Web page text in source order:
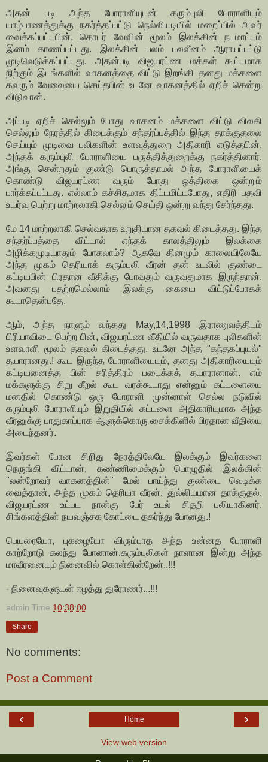
அதன் படி அந்த போராளியுடன் கரும்புலி போராளியும்
யாழ்பாணத்துக்கு நகர்த்தப்பட்டு நெல்லியடியில் மறைப்பில் அவர்
வைக்கப்பட்டபின், தொடர் வேவின் மூலம் இலக்கின் நடமாட்டம்
இனம் காணப்பட்டது. இலக்கின் பலம் பலவீனம் ஆராயப்பட்டு
முடிவெடுக்கப்பட்டது. அதன்படி விஜயரட்ண மக்கள் கூட்டமாக
நிற்கும் இடங்களில் வாகனத்தை விட்டு இறங்கி தனது மக்களை
கவரும் வேலையை செய்தபின் உடனே வாகனத்தில் ஏறிச் சென்று
விடுவான்.
அப்படி ஏறிச் செல்லும் போது வாகனம் மக்களை விட்டு விலகி
செல்லும் நேரத்தில் கிடைக்கும் சந்தர்ப்பத்தில் இந்த தாக்குதலை
செய்யும் முடிவை புலிகளின் உளவுத்துறை அதிகாரி எடுத்தபின்,
அந்தக் கரும்புலி போராளியை பருத்தித்துறைக்கு நகர்த்தினார்.
அங்கு சென்றதும் குண்டு பொருத்தாமல் அந்த போராளியைக்
கொண்டு விஜயரட்ண வரும் போது ஒத்திகை ஒன்றும்
பார்க்கப்பட்டது. எல்லாம் கச்சிதமாக திட்டமிட்டபோது, எதிரி பதவி
உயர்வு பெற்று மாற்றலாகி செல்லும் செய்தி ஒன்று வந்து சேர்ந்தது.
மே 14 மாற்றலாகி செல்வதாக உறுதியான தகவல் கிடைத்தது. இந்த
சந்தர்ப்பத்தை விட்டால் எந்தக் காலத்திலும் இலக்கை
அழிக்கமுடியாதும் போகலாம்? ஆகவே தினமும் காலையிலேயே
அந்த முகம் தெரியாக் கரும்புலி வீரன் தன் உடலில் குண்டை
கட்டியபின் பிரதான வீதிக்கு போவதும் வருவதுமாக இருந்தான்.
அவனது பதற்றமெல்லாம் இலக்கு கையை விட்டுப்போகக்
கூடாதென்பதே.
ஆம், அந்த நாளும் வந்தது May,14,1998 இராணுவத்திடம்
பிரியாவிடை பெற்ற பின், விஜயரட்ண வீதியில் வருவதாக புலிகளின்
உளவாளி மூலம் தகவல் கிடைத்தது. உடனே அந்த "கந்தகப்புயல்"
தயாரானது.! கூட இருந்த போராளியையும், தனது அதிகாரியையும்
கட்டியனைத்த பின் சரித்திரம் படைக்கத் தயாரானான். எம்
மக்களுக்கு சிறு கீறல் கூட வரக்கூடாது என்னும் கட்டளையை
மனதில் கொண்டு ஒரு போராளி முன்னாள் செல்ல நடுவில்
கரும்புலி போராளியும் இறுதியில் கட்டளை அதிகாரியுமாக அந்த
வீரனுக்கு பாதுகாப்பாக ஆளுக்கொரு சைக்கிளில் பிரதான வீதியை
அடைந்தனர்.
இவர்கள் போன சிறிது நேரத்திலேயே இலக்கும் இவர்களை
நெருங்கி விட்டான், கண்ணிமைக்கும் பொழுதில் இலக்கின்
"லன்றோவர் வாகனத்தின்" மேல் பாய்ந்து குண்டை வெடிக்க
வைத்தான், அந்த முகம் தெரியா வீரன். துல்லியமான தாக்குதல்.
விஜயரட்ண உட்பட நான்கு பேர் உடல் சிதறி பலியாகினர்.
சிங்களத்தின் நயவஞ்சக கோட்டை தகர்ந்து போனது.!
பெயரையோ, புகழையோ விரும்பாத அந்த உன்னத போராளி
காற்றோடு கலந்து போனான்.கரும்புலிகள் நாளான இன்று அந்த
மாவீரனையும் நினைவில் கொள்கின்றேன்..!!!
- நினைவுகளுடன் ஈழத்து துரோணர்...!!!
admin Time 10:38:00
Share
No comments:
Post a Comment
‹ ›
Home
View web version